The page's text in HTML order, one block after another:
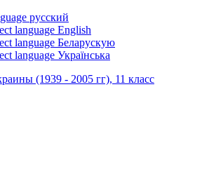
русский
English
Беларускую
Українська
(1939 - 2005 гг), 11 класс